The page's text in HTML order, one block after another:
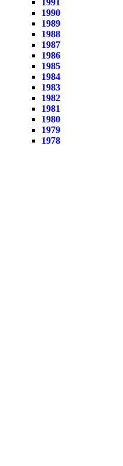
1991
1990
1989
1988
1987
1986
1985
1984
1983
1982
1981
1980
1979
1978